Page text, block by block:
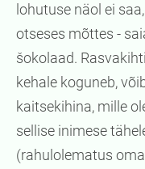
lohutuse näol ei
otseses mõttes -
šokolaad.
kehale koguneb,
kaitsekihina, mille
sellise inimese
(rahulolematus